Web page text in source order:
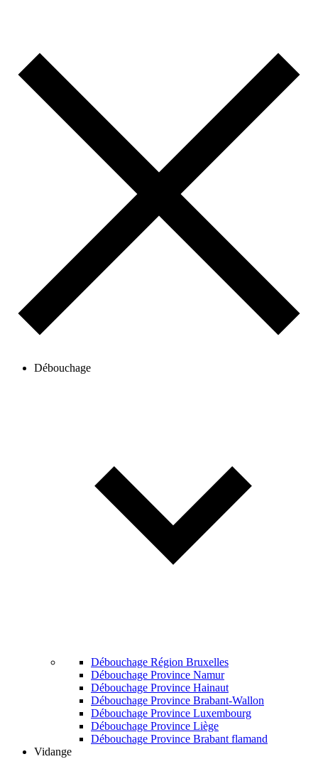
Débouchage
Débouchage Région Bruxelles
Débouchage Province Namur
Débouchage Province Hainaut
Débouchage Province Brabant-Wallon
Débouchage Province Luxembourg
Débouchage Province Liège
Débouchage Province Brabant flamand
Vidange